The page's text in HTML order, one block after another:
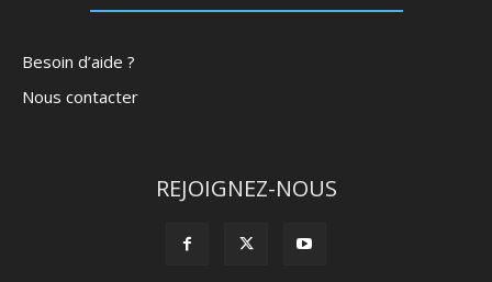
Besoin d’aide ?
Nous contacter
REJOIGNEZ-NOUS